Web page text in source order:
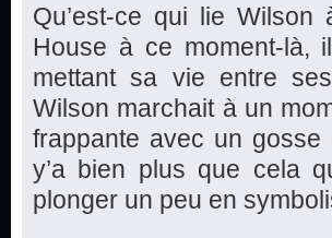
Qu’est-ce qui lie
House à ce moment-là,
mettant sa vie entre
Wilson marchait à un
frappante avec un
y’a bien plus que cela
plonger un peu en